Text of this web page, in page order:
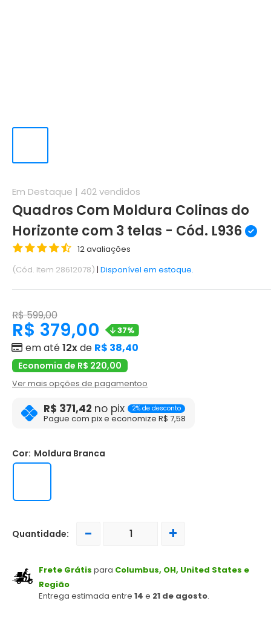
Em Destaque | 402vendidos
Quadros Com Moldura Colinas do
Horizonte com 3 telas - Cód. L936
12 avaliações
(Cód. Item 28612078) | Disponível em estoque.
Cor: Moldura Branca
R$ 599,00
R$ 379,00 37%
em até12xde R$ 38,40
Economia de R$ 220,00
Ver mais opções de pagamentoo
R$ 371,42 no pix 2% de desconto
Pague com pix e economize R$ 7,58
Quantidade: - +
Frete Grátis para Columbus, OH, United States e
Região
Entrega estimada entre 14 e 21 de agosto.